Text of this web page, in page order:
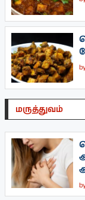
மருத்துவம்